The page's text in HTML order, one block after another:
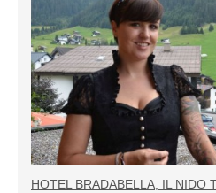
HOTEL BRADABELLA, IL NIDO